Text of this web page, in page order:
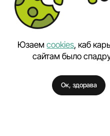
Юзаемcookies, каб
сайтам было
Ок, здорава